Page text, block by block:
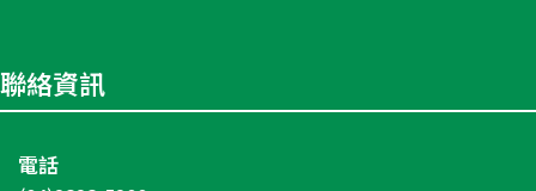
聯絡資訊
電話